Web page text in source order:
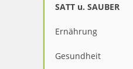
SATT u. SAUBER
Ernährung
Gesundheit